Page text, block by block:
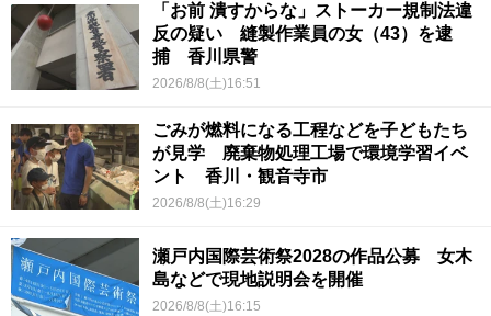
「お前 潰すからな」ストーカー規制法違
反の疑い 縫製作業員の女（43）を逮
捕 香川県警
2026/8/8(土)16:51
ごみが燃料になる工程などを子どもたち
が見学 廃棄物処理工場で環境学習イベ
ント 香川・観音寺市
2026/8/8(土)16:29
瀬戸内国際芸術祭2028の作品公募 女木
島などで現地説明会を開催
2026/8/8(土)16:15